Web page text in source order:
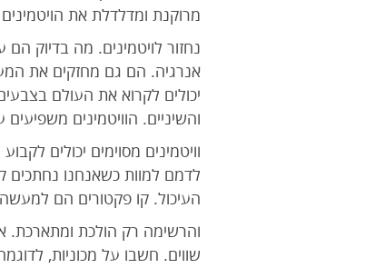
מרוקנת ומדלדלת את הויטמינים
נחזור לויטמינים. מה בדיוק
אנרגיה. הם גם מחזקים את
יכולים לקרוא את העולם
והשיניים. הוויטמינים
וויטמינים מסוימים יכולים
לדמם למוות כשאנחנו נחתכים
העיכול. קו פקטורים הם
והרשימה רק הולכת ומתארכת.
שווים. חשבו על מכוניות,